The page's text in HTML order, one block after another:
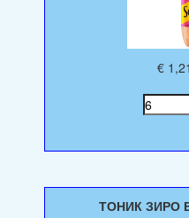
€
ТОНИК ЗИРО